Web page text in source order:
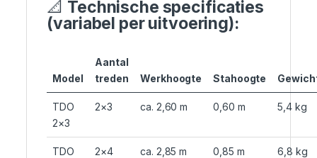
📐 Technische specificaties
(variabel per uitvoering):
Model
Aantal
treden
Werkhoogte Stahoogte
TDO
2×3
2×3 ca. 2,60 m 0,60 m 5,4 kg
TDO
2×4 ca. 2,85 m 0,85 m 6,8 kg